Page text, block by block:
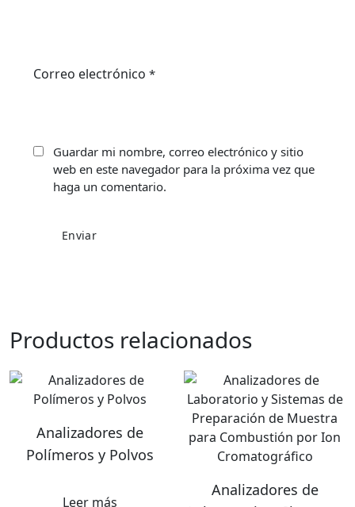
Correo electrónico *
Guardar mi nombre, correo electrónico y sitio
web en este navegador para la próxima vez que
haga un comentario.
Productos relacionados
Analizadores de
Polímeros y Polvos
Leer más
Analizadores de